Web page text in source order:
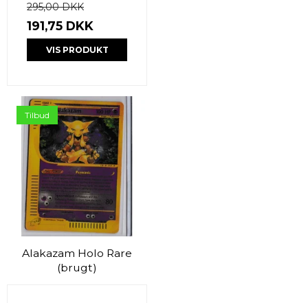
295,00 DKK
191,75 DKK
VIS PRODUKT
Tilbud
Alakazam Holo Rare
(brugt)